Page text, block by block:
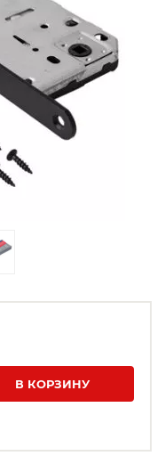
В КОРЗИНУ